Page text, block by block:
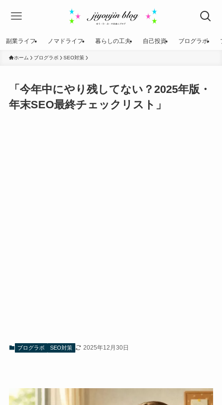
副業ライフ ノマドライフ 暮らしの工夫 自己投資 ブログラボ
ホーム ブログラボ SEO対策
「今年中にやり残してない？2025年版・
年末SEO最終チェックリスト」
ブログラボ SEO対策 2025年12月30日